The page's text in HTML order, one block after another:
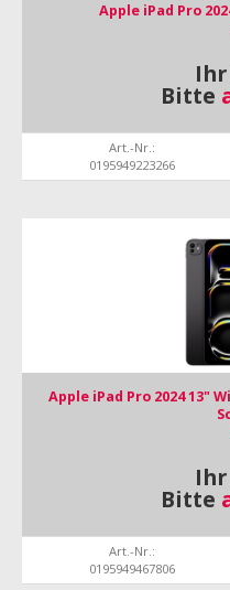
Apple iPad Pro
Bitte
Art.-Nr.:
0195949223266
Apple iPad Pro 2024 13"
Bitte
Art.-Nr.:
0195949467806